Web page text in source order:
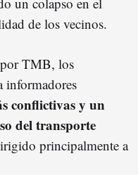
de los vecinos.
TMB, los
informadores
conflictivas y un
del transporte
principalmente a